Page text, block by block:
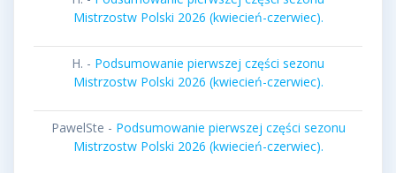
Mistrzostw Polski 2026 (kwiecień-czerwiec).
H. - Podsumowanie pierwszej części sezonu
Mistrzostw Polski 2026 (kwiecień-czerwiec).
PawelSte - Podsumowanie pierwszej części sezonu
Mistrzostw Polski 2026 (kwiecień-czerwiec).